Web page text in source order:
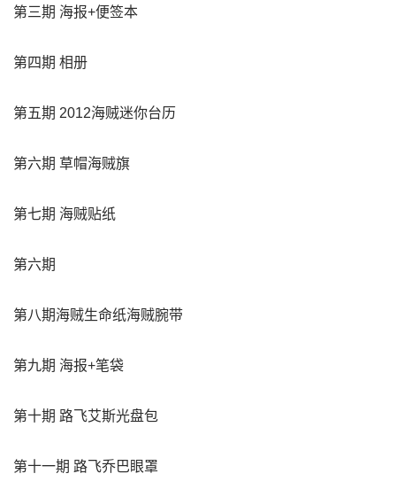
第三期 海报+便签本
第四期 相册
第五期 2012海贼迷你台历
第六期 草帽海贼旗
第七期 海贼贴纸
第六期
第八期海贼生命纸海贼腕带
第九期 海报+笔袋
第十期 路飞艾斯光盘包
第十一期 路飞乔巴眼罩